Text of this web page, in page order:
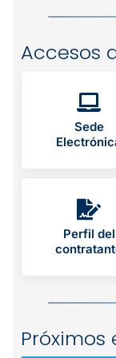
Accesos
Sede
Perfil del
Próximos